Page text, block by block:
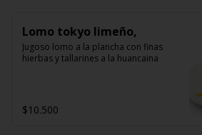
Lomo tokyo limeño,
Jugoso lomo a la plancha con finas
hierbas y tallarines a la huancaina
$10.500